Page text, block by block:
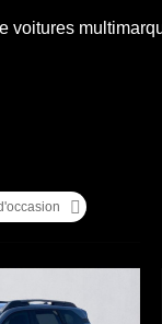
voitures